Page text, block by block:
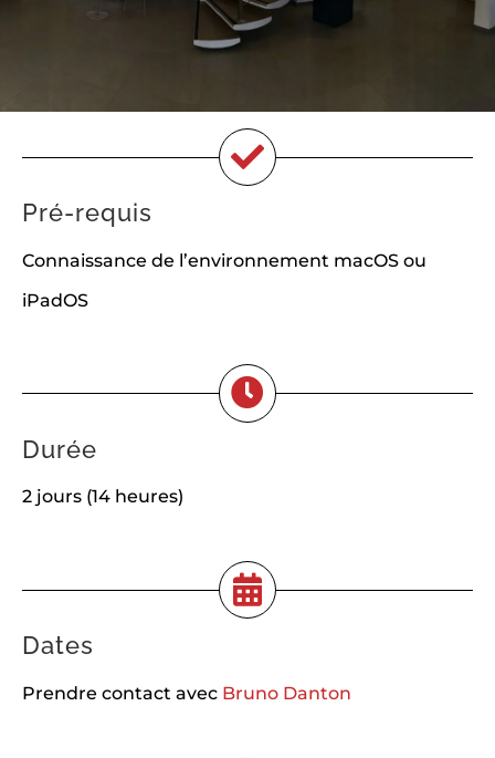
Pré-requis
Connaissance de l’environnement macOS ou
iPadOS
Durée
2 jours (14 heures)
Dates
Prendre contact avec Bruno Danton